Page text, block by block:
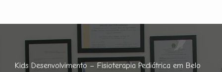
Kids Desenvolvimento – Fisioterapia Pediátrica em Belo